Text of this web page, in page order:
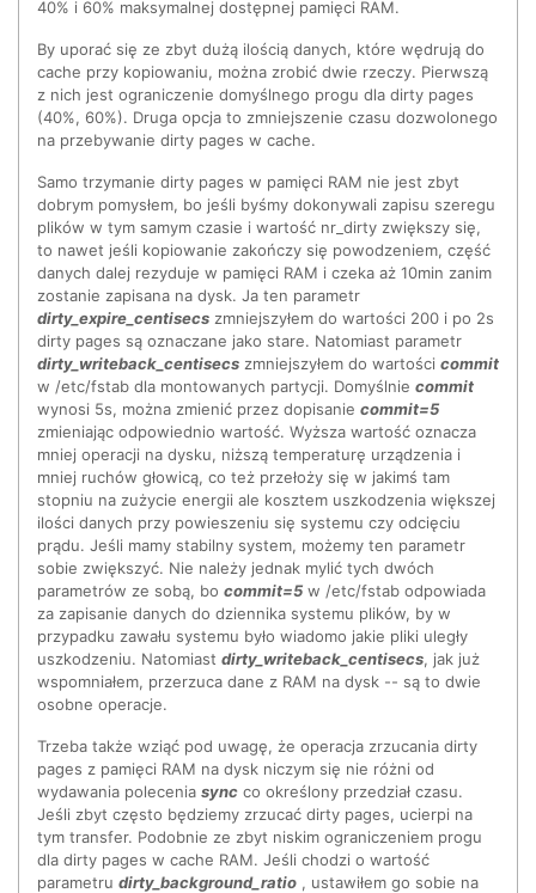
40% i 60% maksymalnej dostępnej pamięci RAM.
By uporać się ze zbyt dużą ilością danych, które wędrują do
cache przy kopiowaniu, można zrobić dwie rzeczy. Pierwszą
z nich jest ograniczenie domyślnego progu dla dirty pages
(40%, 60%). Druga opcja to zmniejszenie czasu dozwolonego
na przebywanie dirty pages w cache.
Samo trzymanie dirty pages w pamięci RAM nie jest zbyt
dobrym pomysłem, bo jeśli byśmy dokonywali zapisu szeregu
plików w tym samym czasie i wartość nr_dirty zwiększy się,
to nawet jeśli kopiowanie zakończy się powodzeniem, część
danych dalej rezyduje w pamięci RAM i czeka aż 10min zanim
zostanie zapisana na dysk. Ja ten parametr
dirty_expire_centisecs zmniejszyłem do wartości 200 i po 2s
dirty pages są oznaczane jako stare. Natomiast parametr
dirty_writeback_centisecs zmniejszyłem do wartości commit
w /etc/fstab dla montowanych partycji. Domyślnie commit
wynosi 5s, można zmienić przez dopisanie commit=5
zmieniając odpowiednio wartość. Wyższa wartość oznacza
mniej operacji na dysku, niższą temperaturę urządzenia i
mniej ruchów głowicą, co też przełoży się w jakimś tam
stopniu na zużycie energii ale kosztem uszkodzenia większej
ilości danych przy powieszeniu się systemu czy odcięciu
prądu. Jeśli mamy stabilny system, możemy ten parametr
sobie zwiększyć. Nie należy jednak mylić tych dwóch
parametrów ze sobą, bo commit=5 w /etc/fstab odpowiada
za zapisanie danych do dziennika systemu plików, by w
przypadku zawału systemu było wiadomo jakie pliki uległy
uszkodzeniu. Natomiast dirty_writeback_centisecs, jak już
wspomniałem, przerzuca dane z RAM na dysk -- są to dwie
osobne operacje.
Trzeba także wziąć pod uwagę, że operacja zrzucania dirty
pages z pamięci RAM na dysk niczym się nie różni od
wydawania polecenia sync co określony przedział czasu.
Jeśli zbyt często będziemy zrzucać dirty pages, ucierpi na
tym transfer. Podobnie ze zbyt niskim ograniczeniem progu
dla dirty pages w cache RAM. Jeśli chodzi o wartość
parametru dirty_background_ratio , ustawiłem go sobie na